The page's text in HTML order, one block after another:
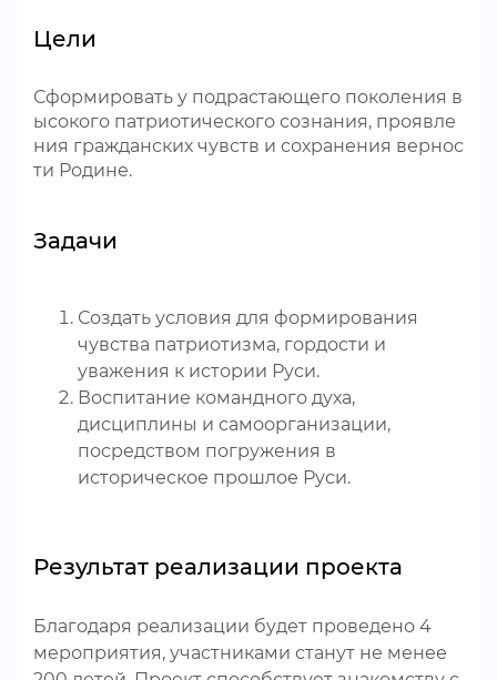
Цели
Сформировать у подрастающего поколения в
ысокого патриотического сознания, проявле
ния гражданских чувств и сохранения вернос
ти Родине.
Задачи
Создать условия для формирования
чувства патриотизма, гордости и
уважения к истории Руси.
Воспитание командного духа,
дисциплины и самоорганизации,
посредством погружения в
историческое прошлое Руси.
Результат реализации проекта
Благодаря реализации будет проведено 4
мероприятия, участниками станут не менее